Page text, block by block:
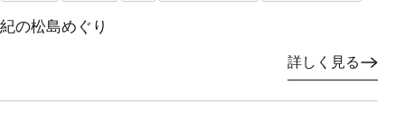
紀の松島めぐり
詳しく見る